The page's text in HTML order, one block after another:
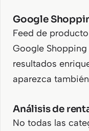
Google
Feed de
Google
resultados
aparezca
Análisis de
No todas las